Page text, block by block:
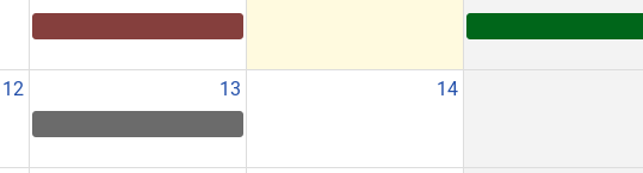
12 13 14